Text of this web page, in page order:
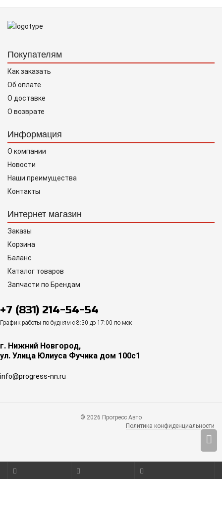
Покупателям
Как заказать
Об оплате
О доставке
О возврате
Информация
О компании
Новости
Наши преимущества
Контакты
Интернет магазин
Заказы
Корзина
Баланс
Каталог товаров
Запчасти по Брендам
+7 (831) 214-54-54
График работы по будням с 8:30 до 17:00 по мск
г. Нижний Новгород,
ул. Улица Юлиуса Фучика дом 100с1
info@progress-nn.ru
© 2026 Прогресс Авто
Политика конфиденциальности